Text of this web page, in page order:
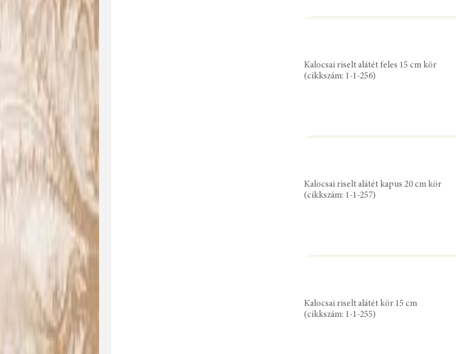
Kalocsai riselt alátét feles 15 cm kör
(cikkszám: 1-1-256)
Kalocsai riselt alátét kapus 20 cm kör
(cikkszám: 1-1-257)
Kalocsai riselt alátét kör 15 cm
(cikkszám: 1-1-255)